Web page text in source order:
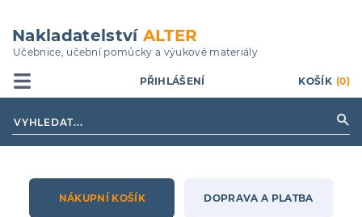
hlavnímu
obsahu
Nakladatelství ALTER
Učebnice, učební pomůcky a výukové materiály
PŘIHLÁŠENÍ KOŠÍK (0)
NÁKUPNÍ KOŠÍK DOPRAVA A PLATBA